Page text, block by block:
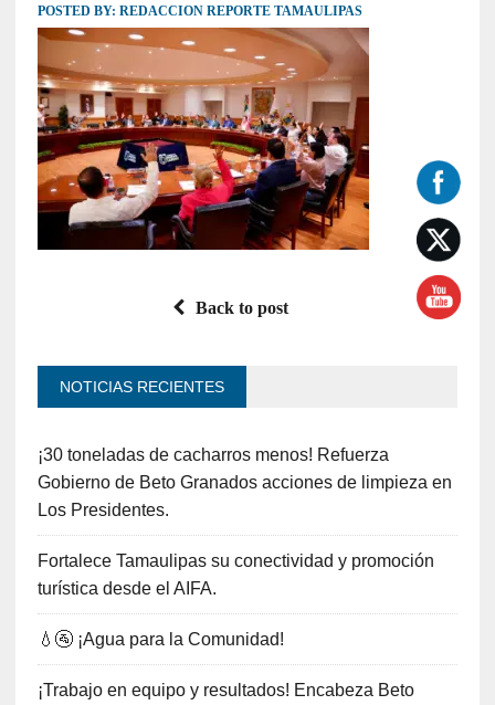
POSTED BY: REDACCION REPORTE TAMAULIPAS
Back to post
NOTICIAS RECIENTES
¡30 toneladas de cacharros menos! Refuerza
Gobierno de Beto Granados acciones de limpieza en
Los Presidentes.
Fortalece Tamaulipas su conectividad y promoción
turística desde el AIFA.
💧🚰 ¡Agua para la Comunidad!
¡Trabajo en equipo y resultados! Encabeza Beto